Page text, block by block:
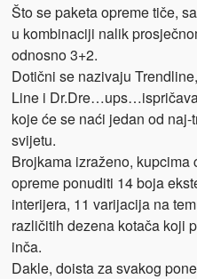
Što se paketa opreme tiče,
u kombinaciji nalik
odnosno 3+2.
Dotični se nazivaju
Line i
koje će se naći jedan od
svijetu.
Brojkama izraženo,
opreme ponuditi 14 boja
interijera, 11 varijacija na
različitih dezena kotača koji
inča.
Dakle, doista za svakog